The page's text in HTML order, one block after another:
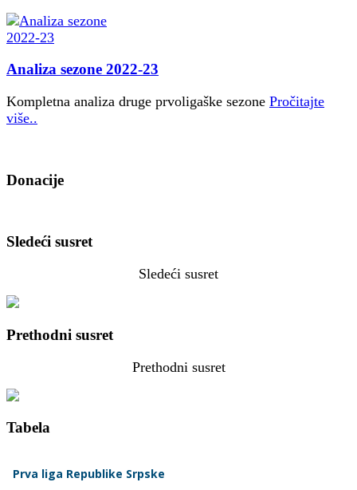
Analiza sezone 2022-23
Kompletna analiza druge prvoligaške sezone Pročitajte
više..
Donacije
Sledeći susret
Sledeći susret
Prethodni susret
Prethodni susret
Tabela